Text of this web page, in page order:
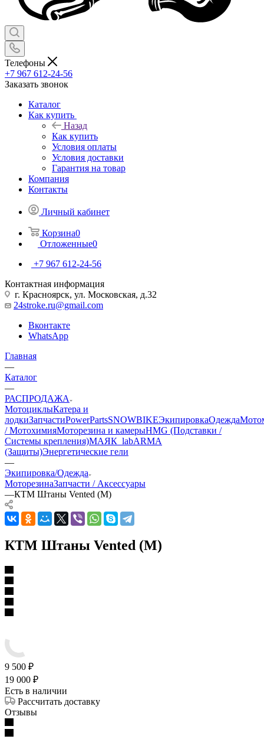
Телефоны
+7 967 612-24-56
Заказать звонок
Каталог
Как купить
Назад
Как купить
Условия оплаты
Условия доставки
Гарантия на товар
Компания
Контакты
Личный кабинет
Корзина0
Отложенные0
+7 967 612-24-56
Контактная информация
г. Красноярск, ул. Московская, д.32
24stroke.ru@gmail.com
Вконтакте
WhatsApp
Главная
—
Каталог
—
РАСПРОДАЖА
МотоциклыКатера и
лодкиЗапчастиPowerPartsSNOWBIKEЭкипировкаОдежда
/ МотохимияМоторезина и камерыHMG (Подставки /
Системы крепления)МАЯК_labARMA
(Защиты)Энергетические гели
—
Экипировка/Одежда
МоторезинаЗапчасти / Аксессуары
—КТМ Штаны Vented (M)
КТМ Штаны Vented (M)
9 500 ₽
19 000 ₽
Есть в наличии
Рассчитать доставку
Отзывы